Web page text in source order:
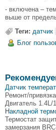
- включена –
выше от
Теги: датчик
Блог
Датчик
Ремонт/
Двигатель 1.4L/
Накладной
Термостат
замерзания